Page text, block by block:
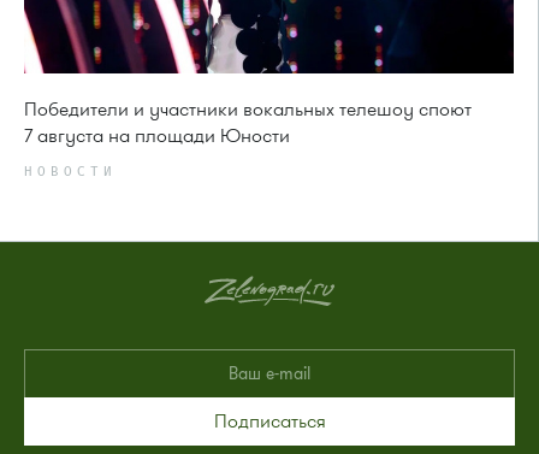
Победители и участники вокальных телешоу споют
7 августа на площади Юности
НОВОСТИ
Подписаться